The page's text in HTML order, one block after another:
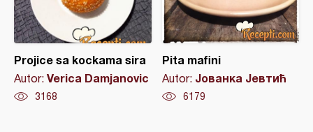
Projice sa kockama sira
Autor: Verica Damjanovic
3168
Pita mafini
Autor: Јованка Јевтић
6179